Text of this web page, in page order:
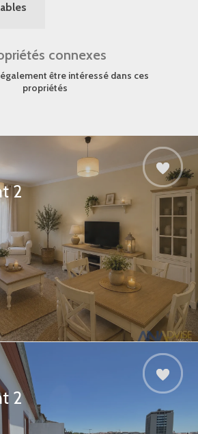
connexes
être intéressé dans ces
propriétés
2
2